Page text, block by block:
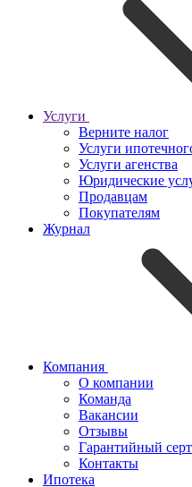
Услуги
Верните налог
Услуги
Услуги агенства
Юридические
Продавцам
Покупателям
Журнал
Компания
О компании
Команда
Вакансии
Отзывы
Гарантийный
Контакты
Ипотека